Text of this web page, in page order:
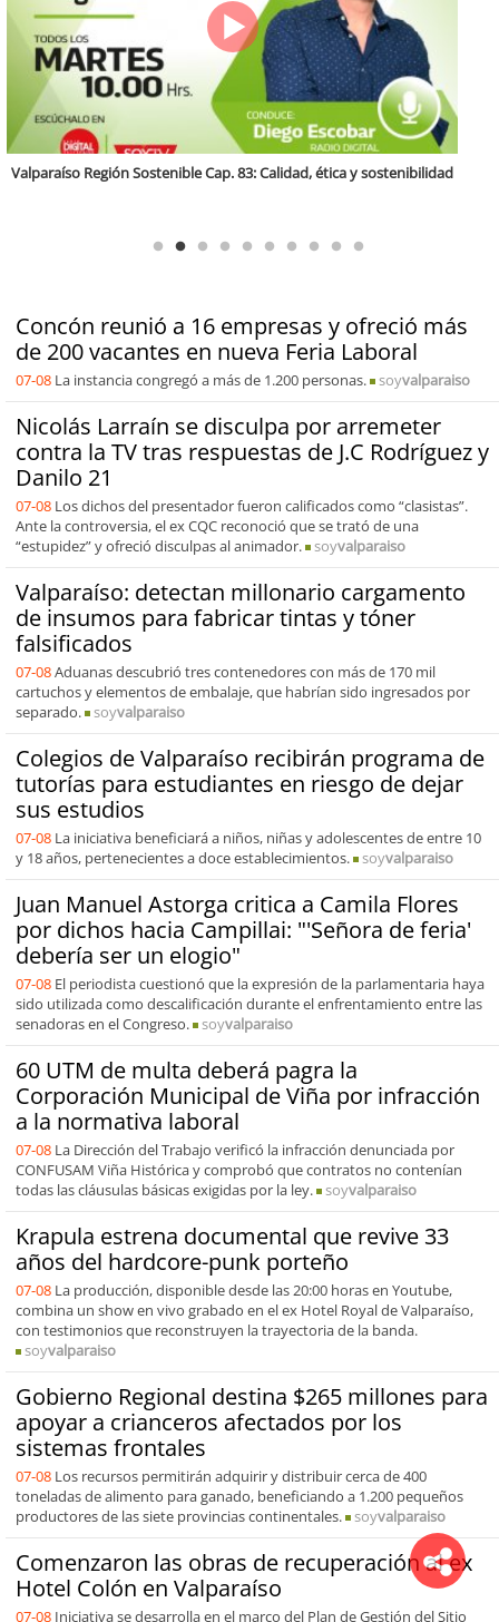
Concón reunió a 16 empresas y ofreció más
de 200 vacantes en nueva Feria Laboral
07-08 La instancia congregó a más de 1.200 personas. soyvalparaiso
Nicolás Larraín se disculpa por arremeter
contra la TV tras respuestas de J.C Rodríguez y
Danilo 21
07-08 Los dichos del presentador fueron calificados como “clasistas”.
Ante la controversia, el ex CQC reconoció que se trató de una
“estupidez” y ofreció disculpas al animador.
soyvalparaiso
Valparaíso: detectan millonario cargamento
de insumos para fabricar tintas y tóner
falsificados
07-08Aduanas descubrió tres contenedores con más de 170 mil
cartuchos y elementos de embalaje, que habrían sido ingresados por
separado.
soyvalparaiso
Colegios de Valparaíso recibirán programa de
tutorías para estudiantes en riesgo de dejar
sus estudios
07-08 La iniciativa beneficiará a niños, niñas y adolescentes de entre 10
y 18 años, pertenecientes a doce establecimientos.
soyvalparaiso
Juan Manuel Astorga critica a Camila Flores
por dichos hacia Campillai: "'Señora de feria'
debería ser un elogio"
07-08 El periodista cuestionó que la expresión de la parlamentaria haya
sido utilizada como descalificación durante el enfrentamiento entre las
senadoras en el Congreso.
soyvalparaiso
60 UTM de multa deberá pagra la
Corporación Municipal de Viña por infracción
a la normativa laboral
07-08 La Dirección del Trabajo verificó la infracción denunciada por
CONFUSAM Viña Histórica y comprobó que contratos no contenían
todas las cláusulas básicas exigidas por la ley.
soyvalparaiso
Krapula estrena documental que revive 33
años del hardcore-punk porteño
07-08 La producción, disponible desde las 20:00 horas en Youtube,
combina un show en vivo grabado en el ex Hotel Royal de Valparaíso,
con testimonios que reconstruyen la trayectoria de la banda.
soyvalparaiso
Gobierno Regional destina $265 millones para
apoyar a crianceros afectados por los
sistemas frontales
07-08 Los recursos permitirán adquirir y distribuir cerca de 400
toneladas de alimento para ganado, beneficiando a 1.200 pequeños
productores de las siete provincias continentales.
soyvalparaiso
Comenzaron las obras de recuperación al ex
Hotel Colón en Valparaíso
07-08 Iniciativa se desarrolla en el marco del Plan de Gestión del Sitio